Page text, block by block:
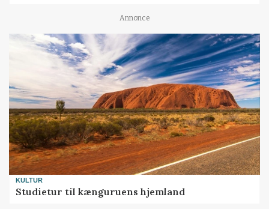
Annonce
KULTUR
Studietur til kænguruens hjemland